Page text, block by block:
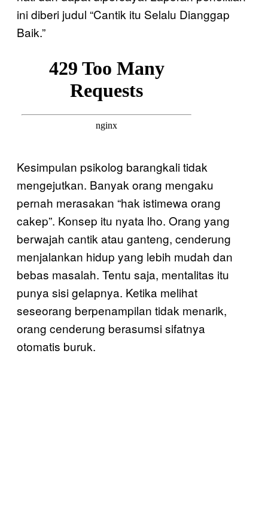
ini diberi judul “Cantik itu Selalu Dianggap
Baik.”
Kesimpulan psikolog barangkali tidak
mengejutkan. Banyak orang mengaku
pernah merasakan “hak istimewa orang
cakep”. Konsep itu nyata lho. Orang yang
berwajah cantik atau ganteng, cenderung
menjalankan hidup yang lebih mudah dan
bebas masalah. Tentu saja, mentalitas itu
punya sisi gelapnya. Ketika melihat
seseorang berpenampilan tidak menarik,
orang cenderung berasumsi sifatnya
otomatis buruk.